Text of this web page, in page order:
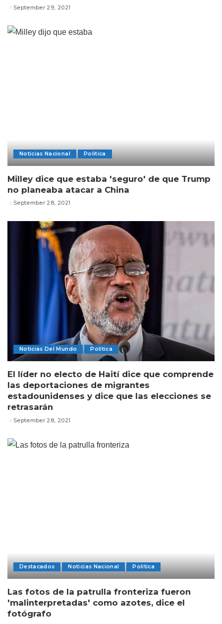
September 29, 2021
Noticias Nacional Politica
Milley dice que estaba 'seguro' de que Trump
no planeaba atacar a China
September 28, 2021
Noticias Del Mundo Politica
El líder no electo de Haití dice que comprende
las deportaciones de migrantes
estadounidenses y dice que las elecciones se
retrasarán
September 28, 2021
Destacados Noticias Nacional Politica
Las fotos de la patrulla fronteriza fueron
'malinterpretadas' como azotes, dice el
fotógrafo